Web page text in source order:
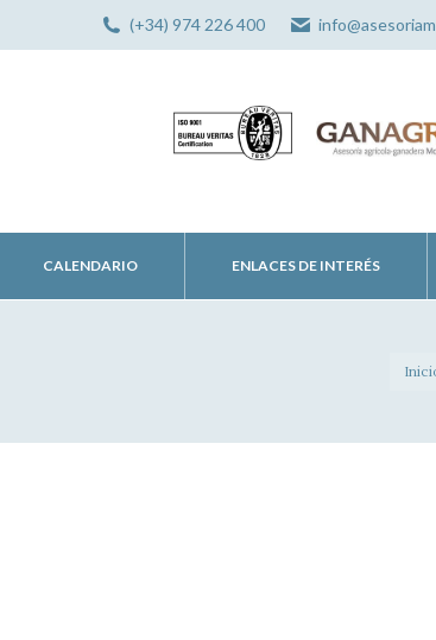
(+34) 974 226 400
CALENDARIO ENLACES DE INTERÉS